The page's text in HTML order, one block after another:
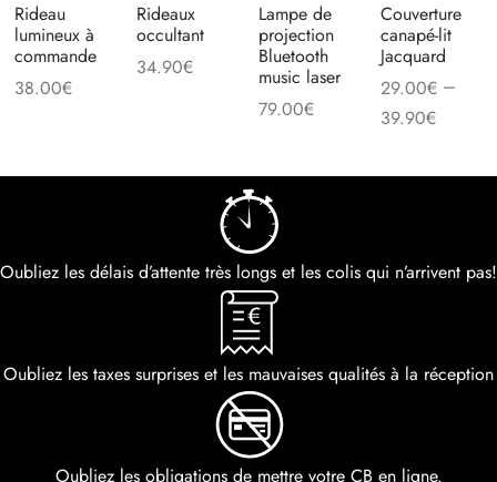
Rideau
lumineux à
commande
38.00€
Rideaux
occultant
34.90€
Lampe de
projection
Bluetooth
music laser
79.00€
Couverture
canapé-lit
Jacquard
29.00€–
39.90€
Oubliez les délais d’attente très longs et les colis qui n’arrivent pas!
Oubliez les taxes surprises et les mauvaises qualités à la réception
Oubliez les obligations de mettre votre CB en ligne.